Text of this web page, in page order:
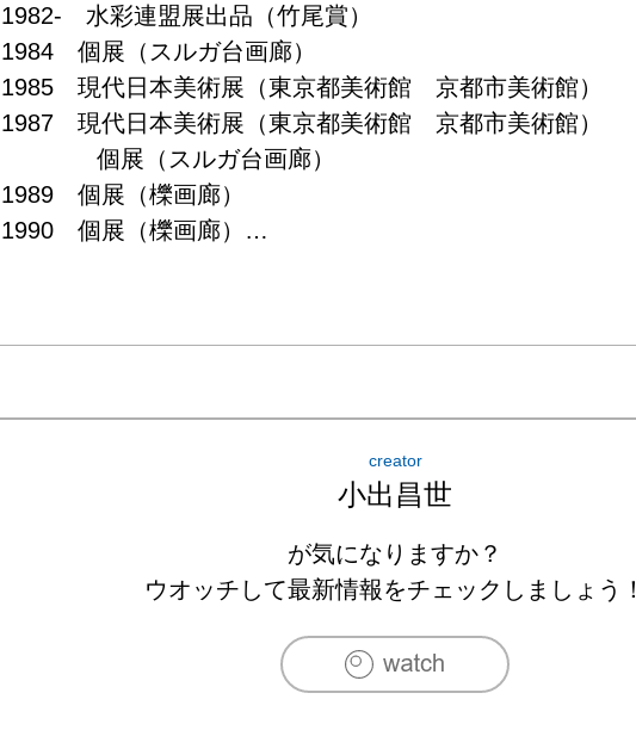
1982-　水彩連盟展出品（竹尾賞）
1984　個展（スルガ台画廊）
1985　現代日本美術展（東京都美術館　京都市美術館）
1987　現代日本美術展（東京都美術館　京都市美術館）
個展（スルガ台画廊）
1989　個展（櫟画廊）
1990　個展（櫟画廊）
漣展（ギャラリーホシヤ）
2000　漣展（ギャラリーホシヤ）
水彩6人展（北川画廊）
水彩8人展（北川画廊）
2002　漣展（ギャラリーホシヤ）
creator
小出昌世
が気になりますか？
ウオッチして最新情報をチェックしましょう！